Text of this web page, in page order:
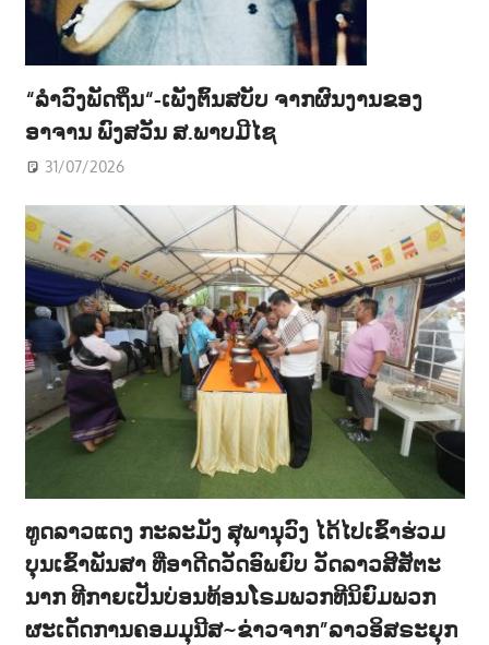
“ລຳວົງພັດຖິ່ນ“-ເພັງຕົ້ນສບັບ ຈາກຜົນງານຂອງ
ອາຈານ ພົງສວັນ ສ.ພາບມີໄຊ
31/07/2026
ທູດລາວແດງ ກະລະມັງ ສຸພານຸວົງ ໄດ້ໄປເຂົ້າຮ່ວມ
ບຸນເຂົ້າພັນສາ ທີ່ອາດີດວັດອົພຍົບ ວັດລາວສີສັຕະ
ນາກ ທີກາຍເປັນບ່ອນທ້ອນໂຣມພວກທີນິຍົມພວກ
ຜະເດັດການຄອມມຸນີສ~ຂ່າວຈາກ”ລາວອິສຣະຍຸກ